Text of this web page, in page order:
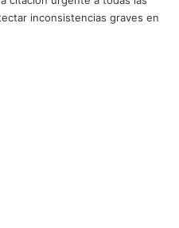
inconsistencias graves en